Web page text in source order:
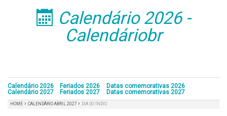
󰁣 Calendário 2026 -
Calendáriobr
Calendário 2026 Feriados 2026
Datas comemorativas 2026
Calendário 2027
Feriados 2027 Datas comemorativas 2027
HOME › CALENDÁRIO ABRIL 2027 › DIA DO ÍNDIO